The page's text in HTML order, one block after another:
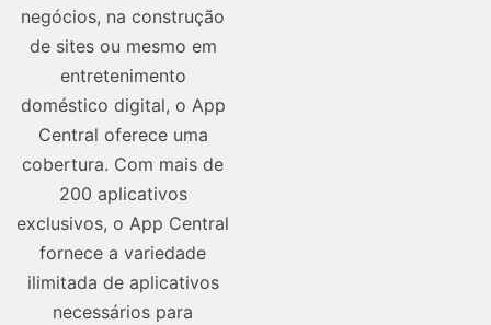
negócios, na construção
de sites ou mesmo em
entretenimento
doméstico digital, o App
Central oferece uma
cobertura. Com mais de
200 aplicativos
exclusivos, o App Central
fornece a variedade
ilimitada de aplicativos
necessários para